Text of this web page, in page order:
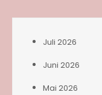
Juli 2026
Juni 2026
Mai 2026